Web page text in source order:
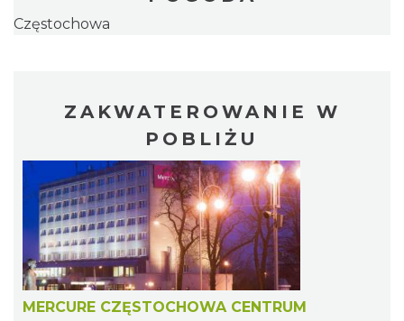
Częstochowa
ZAKWATEROWANIE W
POBLIŻU
MERCURE CZĘSTOCHOWA CENTRUM